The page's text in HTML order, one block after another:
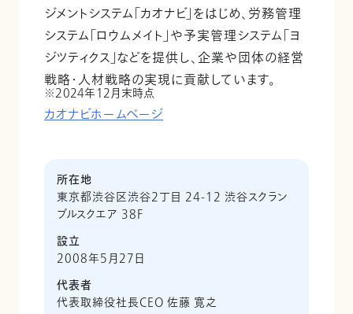
ジメントシステム「カオナビ」をはじめ、労務管理
システム「ロウムメイト」や予実管理システム「ヨ
ジツティクス」などを提供し、企業や団体の経営
戦略・人材戦略の実現に貢献しています。
2024年12月末時点
カオナビホームページ
所在地
東京都渋谷区渋谷2丁目 24-12 渋谷スクラン
ブルスクエア 38F
設立
2008年5月27日
代表者
代表取締役社長CEO 佐藤 寛之